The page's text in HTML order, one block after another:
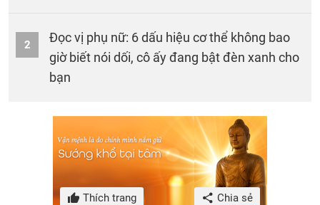
2
Đọc vị phụ nữ: 6 dấu hiệu cơ thể không bao
giờ biết nói dối, cô ấy đang bật đèn xanh cho
bạn
Thích trang Chia sẻ